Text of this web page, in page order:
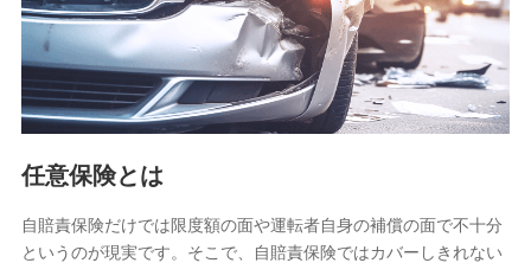
基本情報
氏名、電話番号、メールアドレス、お客さまの識別子、
属性、連絡先、dポイントサービスのご利用に関する情
報。例として、dポイントカード番号、性別、年齢、家族
構成、住所、dポイント残高、dポイント利用履歴などが
含まれます。
当社又は株式会社NTTドコモが提供する各種サービスな
又は株式会社NTTドコモが提供する各種サービスのご契
約状態・ご利用履歴インターネット利用時の行動に関す
任意保険とは
自賠責保険だけでは限度額の面や運転者自身の補償の面で不十分
というのが現実です。そこで、自賠責保険ではカバーしきれない